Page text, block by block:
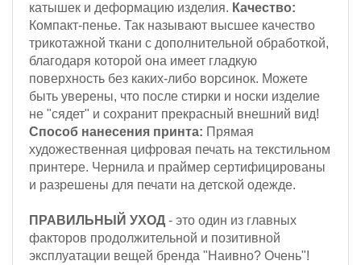
катышек и деформацию изделия. Качество:
Компакт-пенье. Так называют высшее качество
трикотажной ткани с дополнительной обработкой,
благодаря которой она имеет гладкую
поверхность без каких-либо ворсинок. Можете
быть уверены, что после стирки и носки изделие
не "сядет" и сохранит прекрасный внешний вид!
Способ нанесения принта: Прямая
художественная цифровая печать на текстильном
принтере. Чернила и праймер сертифицированы
и разрешены для печати на детской одежде.
ПРАВИЛЬНЫЙ УХОД - это один из главных
факторов продолжительной и позитивной
эксплуатации вещей бренда "Наивно? Очень"!